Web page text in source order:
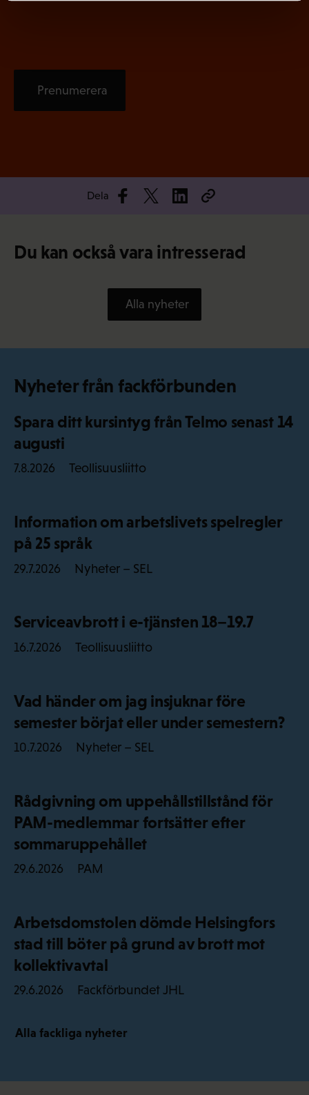
t
Prenumerera
Dela
Du kan också vara intresserad
Alla nyheter
Nyheter från fackförbunden
Spara ditt kursintyg från Telmo senast 14
augusti
7.8.2026 Teollisuusliitto
Information om arbetslivets spelregler
på 25 språk
29.7.2026 Nyheter – SEL
Serviceavbrott i e-tjänsten 18–19.7
16.7.2026 Teollisuusliitto
Vad händer om jag insjuknar före
semester börjat eller under semestern?
10.7.2026 Nyheter – SEL
Rådgivning om uppehållstillstånd för
PAM-medlemmar fortsätter efter
sommaruppehållet
29.6.2026 PAM
Arbetsdomstolen dömde Helsingfors
stad till böter på grund av brott mot
kollektivavtal
29.6.2026 Fackförbundet JHL
Alla fackliga nyheter